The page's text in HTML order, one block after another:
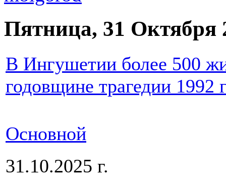
Пятница, 31 Октября
В Ингушетии более 500
годовщине трагедии 1992
Основной
31.10.2025 г.